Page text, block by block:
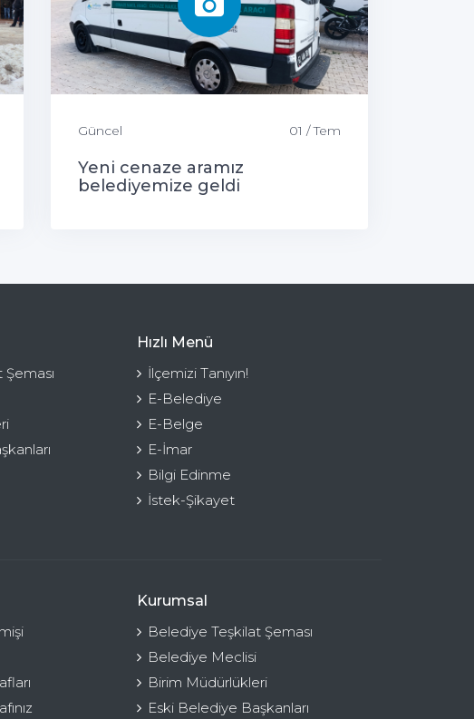
Güncel 01 / Tem
Yeni cenaze aramız
belediyemize geldi
Hızlı Menü
İlçemizi Tanıyın!
E-Belediye
E-Belge
E-İmar
Bilgi Edinme
İstek-Şikayet
Kurumsal
Belediye Teşkilat Şeması
Belediye Meclisi
Birim Müdürlükleri
Eski Belediye Başkanları